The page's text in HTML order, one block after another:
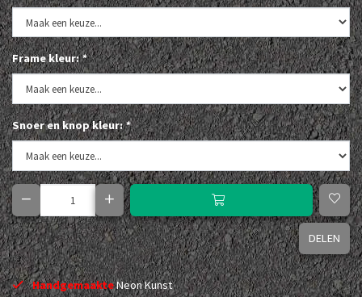
Frame kleur:*
Snoer en knop kleur:*
DELEN
HandgemaakteNeon Kunst